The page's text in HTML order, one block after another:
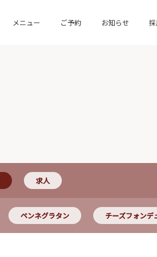
メニュー ご予約 お知らせ
求人
ペンネグラタン チーズフォンデ